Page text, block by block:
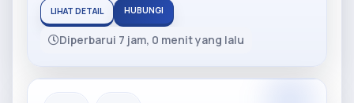
LIHAT DETAIL HUBUNGI
Diperbarui 7 jam, 0 menit yang lalu